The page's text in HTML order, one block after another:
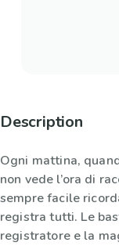
Description
Ogni mattina,
non vede l’ora di
sempre facile
registra tutti. Le
registratore e la